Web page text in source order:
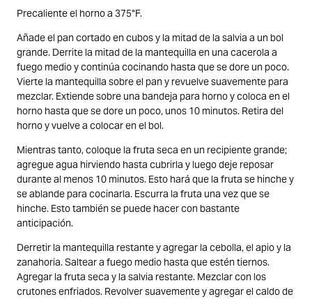
Precaliente el horno a 375°F.
Añade el pan cortado en cubos y la mitad de la salvia a un bol
grande. Derrite la mitad de la mantequilla en una cacerola a
fuego medio y continúa cocinando hasta que se dore un poco.
Vierte la mantequilla sobre el pan y revuelve suavemente para
mezclar. Extiende sobre una bandeja para horno y coloca en el
horno hasta que se dore un poco, unos 10 minutos. Retira del
horno y vuelve a colocar en el bol.
Mientras tanto, coloque la fruta seca en un recipiente grande;
agregue agua hirviendo hasta cubrirla y luego deje reposar
durante al menos 10 minutos. Esto hará que la fruta se hinche y
se ablande para cocinarla. Escurra la fruta una vez que se
hinche. Esto también se puede hacer con bastante
anticipación.
Derretir la mantequilla restante y agregar la cebolla, el apio y la
zanahoria. Saltear a fuego medio hasta que estén tiernos.
Agregar la fruta seca y la salvia restante. Mezclar con los
crutones enfriados. Revolver suavemente y agregar el caldo de